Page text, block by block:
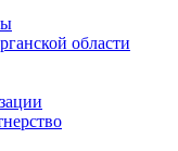
области